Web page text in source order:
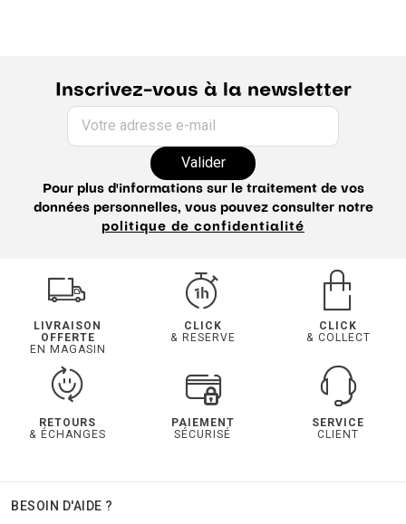
Inscrivez-vous à la newsletter
Votre adresse e-mail
Valider
Pour plus d'informations sur le traitement de vos
données personnelles, vous pouvez consulter notre
politique de confidentialité
LIVRAISON
OFFERTE
EN MAGASIN
CLICK
& RESERVE
CLICK
& COLLECT
RETOURS
& ÉCHANGES
PAIEMENT
SÉCURISÉ
SERVICE
CLIENT
BESOIN D'AIDE ?